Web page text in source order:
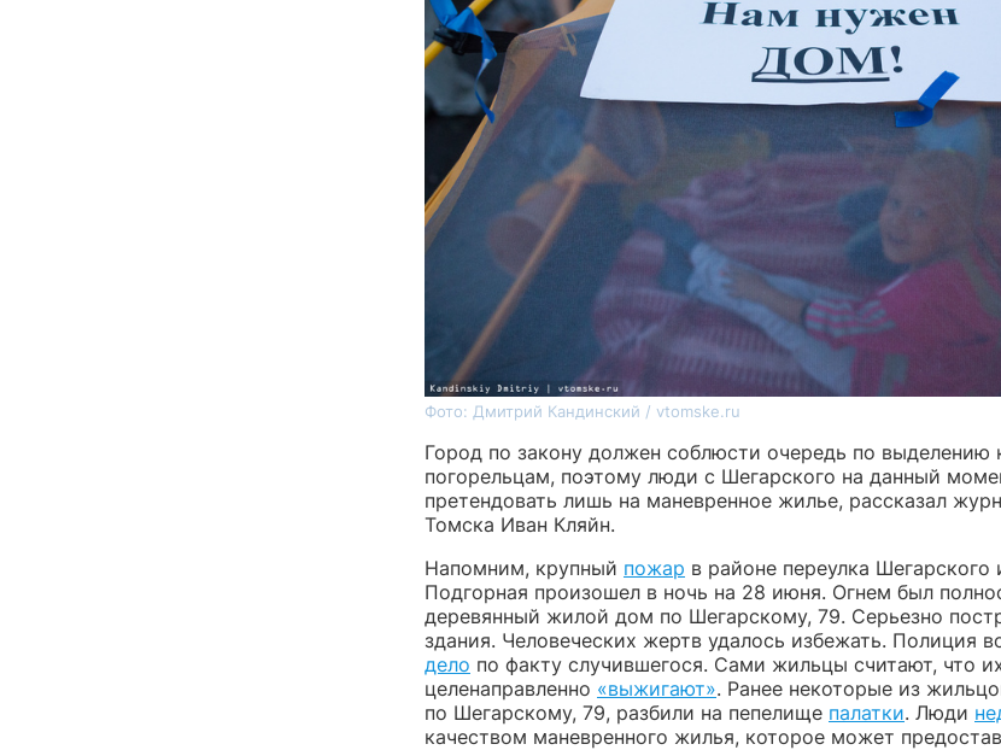
Фото: Дмитрий Кандинский / vtomske.ru
Город по закону должен соблюсти очередь по выделению
погорельцам, поэтому люди с Шегарского на данный
претендовать лишь на маневренное жилье, рассказал
Томска Иван Кляйн.
Напомним, крупный пожар в районе переулка
Подгорная произошел в ночь на 28 июня. Огнем был
деревянный жилой дом по Шегарскому, 79. Серьезно
здания. Человеческих жертв удалось избежать. Полиция
дело по факту случившегося. Сами жильцы считают, что
целенаправленно «выжигают». Ранее некоторые из
по Шегарскому, 79, разбили на пепелище палатки. Люди
качеством маневренного жилья, которое может